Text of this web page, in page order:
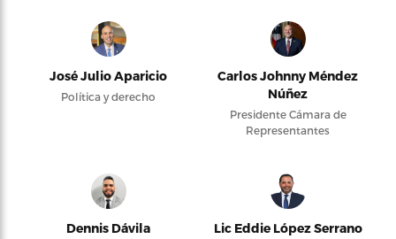
José Julio Aparicio
Política y derecho
Carlos Johnny Méndez
Núñez
Presidente Cámara de
Representantes
Dennis Dávila Lic Eddie López Serrano